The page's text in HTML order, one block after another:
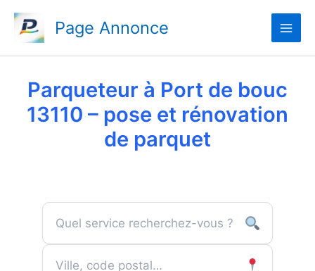
contenu
Page Annonce
Parqueteur à Port de bouc
13110 – pose et rénovation
de parquet